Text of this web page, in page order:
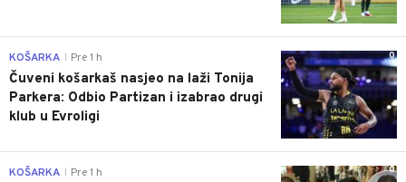
0
KOŠARKA Pre 1 h
Čuveni košarkaš nasjeo na laži Tonija
Parkera: Odbio Partizan i izabrao drugi
klub u Evroligi
0
KOŠARKA Pre 1 h